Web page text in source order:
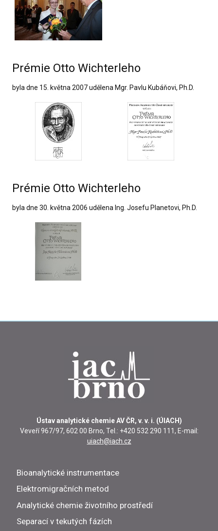
Prémie Otto Wichterleho
byla dne 15. května 2007 udělena Mgr. Pavlu Kubáňovi, Ph.D.
Prémie Otto Wichterleho
byla dne 30. května 2006 udělena Ing. Josefu Planetovi, Ph.D.
Ústav analytické chemie AV ČR, v. v. i. (ÚIACH)
Veveří 967/97, 602 00 Brno, Tel.: +420 532 290 111, E-mail:
uiach@iach.cz
Bioanalytické instrumentace
Elektromigračních metod
Analytické chemie životního prostředí
Separací v tekutých fázích